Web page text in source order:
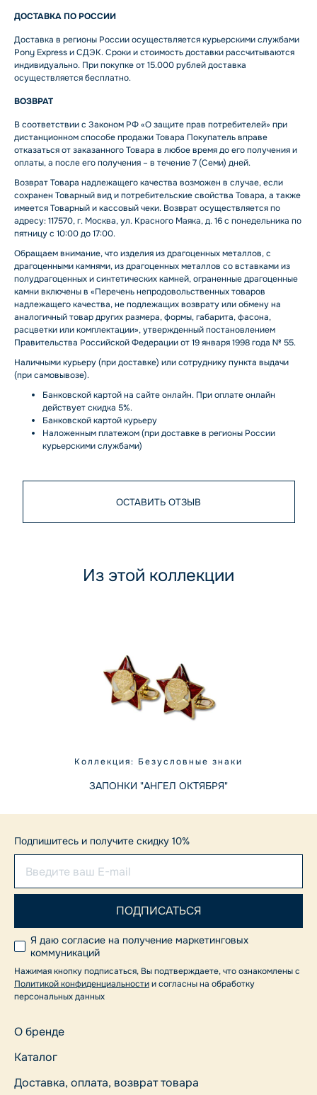
ДОСТАВКА ПО РОССИИ
Доставка в регионы России осуществляется курьерскими службами
Pony Express и СДЭК. Сроки и стоимость доставки рассчитываются
индивидуально. При покупке от 15.000 рублей доставка
осуществляется бесплатно.
ВОЗВРАТ
В соответствии с Законом РФ «О защите прав потребителей» при
дистанционном способе продажи Товара Покупатель вправе
отказаться от заказанного Товара в любое время до его получения и
оплаты, а после его получения – в течение 7 (Семи) дней.
Возврат Товара надлежащего качества возможен в случае, если
сохранен Товарный вид и потребительские свойства Товара, а также
имеется Товарный и кассовый чеки. Возврат осуществляется по
адресу: 117570, г. Москва, ул. Красного Маяка, д. 16 с понедельника по
пятницу с 10:00 до 17:00.
Обращаем внимание, что изделия из драгоценных металлов, с
драгоценными камнями, из драгоценных металлов со вставками из
полудрагоценных и синтетических камней, ограненные драгоценные
камни включены в «Перечень непродовольственных товаров
надлежащего качества, не подлежащих возврату или обмену на
аналогичный товар других размера, формы, габарита, фасона,
расцветки или комплектации», утвержденный постановлением
Правительства Российской Федерации от 19 января 1998 года № 55.
Наличными курьеру (при доставке) или сотруднику пункта выдачи
(при самовывозе).
Банковской картой на сайте онлайн. При оплате онлайн
действует скидка 5%.
Банковской картой курьеру
Наложенным платежом (при доставке в регионы России
курьерскими службами)
ОСТАВИТЬ ОТЗЫВ
Из этой коллекции
Коллекция: Безусловные знаки
ЗАПОНКИ "АНГЕЛ ОКТЯБРЯ"
О бренде
Каталог
Доставка, оплата, возврат товара
Подпишитесь и получите скидку 10%
Я даю согласие на получение маркетинговых
коммуникаций
Нажимая кнопку подписаться, Вы подтверждаете, что ознакомлены с
Политикой конфиденциальностии согласны на обработку
персональных данных